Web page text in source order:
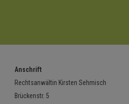
Anschrift
Rechtsanwältin Kirsten Sehmisch
Brückenstr. 5